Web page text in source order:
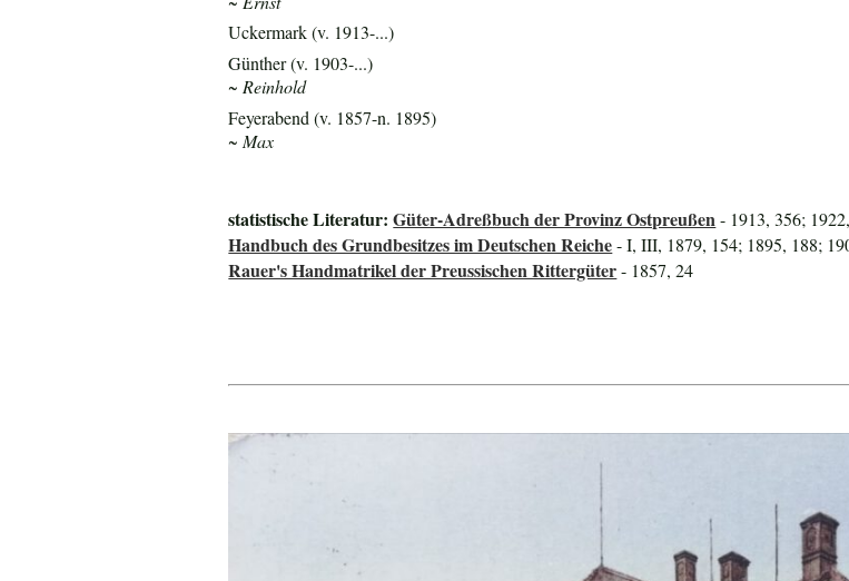
Uckermark (v. 1913-...)
Günther (v. 1903-...)
~ Reinhold
Feyerabend (v. 1857-n. 1895)
~ Max
statistische Literatur:Güter-Adreßbuch der Provinz Ostpreußen- 1913, 356;
Handbuch des Grundbesitzes im Deutschen Reiche- I, III, 1879, 154; 1895, 188;
Rauer's Handmatrikel der Preussischen Rittergüter- 1857, 24